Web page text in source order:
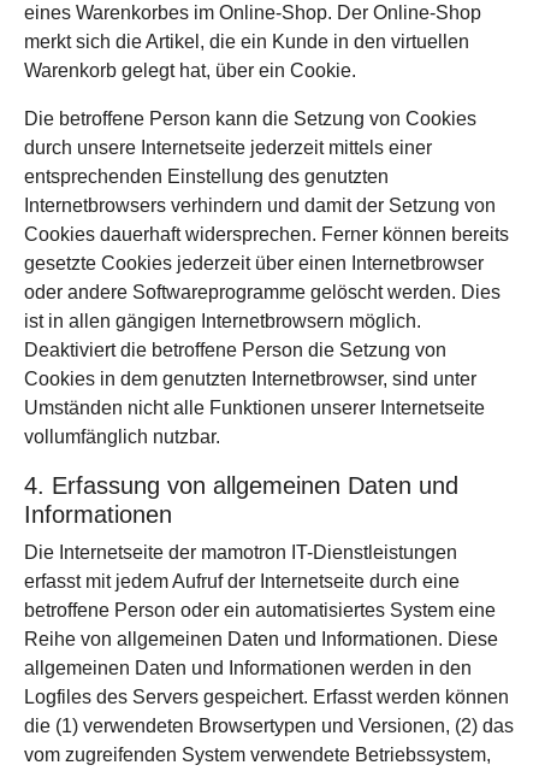
eines Warenkorbes im Online-Shop. Der Online-Shop
merkt sich die Artikel, die ein Kunde in den virtuellen
Warenkorb gelegt hat, über ein Cookie.
Die betroffene Person kann die Setzung von Cookies
durch unsere Internetseite jederzeit mittels einer
entsprechenden Einstellung des genutzten
Internetbrowsers verhindern und damit der Setzung von
Cookies dauerhaft widersprechen. Ferner können bereits
gesetzte Cookies jederzeit über einen Internetbrowser
oder andere Softwareprogramme gelöscht werden. Dies
ist in allen gängigen Internetbrowsern möglich.
Deaktiviert die betroffene Person die Setzung von
Cookies in dem genutzten Internetbrowser, sind unter
Umständen nicht alle Funktionen unserer Internetseite
vollumfänglich nutzbar.
4. Erfassung von allgemeinen Daten und
Informationen
Die Internetseite der mamotron IT-Dienstleistungen
erfasst mit jedem Aufruf der Internetseite durch eine
betroffene Person oder ein automatisiertes System eine
Reihe von allgemeinen Daten und Informationen. Diese
allgemeinen Daten und Informationen werden in den
Logfiles des Servers gespeichert. Erfasst werden können
die (1) verwendeten Browsertypen und Versionen, (2) das
vom zugreifenden System verwendete Betriebssystem,